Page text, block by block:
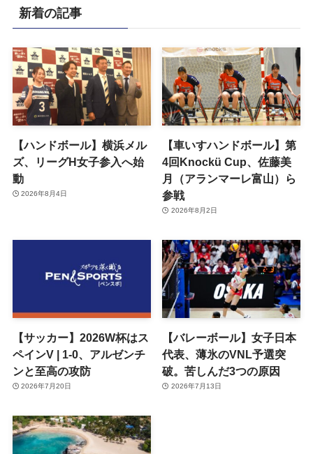
新着の記事
【ハンドボール】横浜メル
ズ、リーグH女子参入へ始
動
2026年8月4日
【車いすハンドボール】第
4回Knockü Cup、佐藤美
月（アランマーレ富山）ら
参戦
2026年8月2日
【サッカー】2026W杯はス
ペインV | 1-0、アルゼンチ
ンと至高の攻防
2026年7月20日
【バレーボール】女子日本
代表、薄氷のVNL予選突
破。苦しんだ3つの原因
2026年7月13日